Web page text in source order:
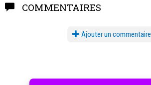
COMMENTAIRES
Ajouter un commentaire